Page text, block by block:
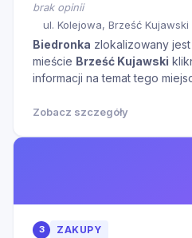
brak opinii
ul. Kolejowa, Brześć Kujawski
Biedronka zlokalizowany
mieście Brześć Kujawski
informacji na temat tego
Zobacz szczegóły
3 ZAKUPY